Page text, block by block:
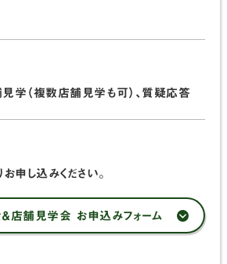
学（複数店舗見学も可）、質疑応答
申し込みください。
店舗見学会 お申込みフォーム